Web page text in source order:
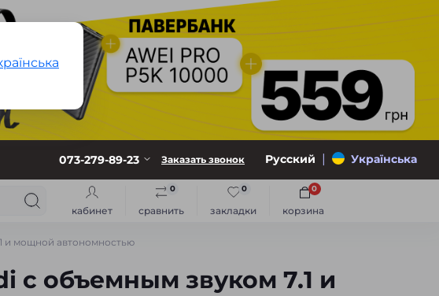
073-279-89-23 Заказать звонок Русский | Українська
кабинет сравнить
0
закладки
0
корзина
0
и мощной автономностью
с объемным звуком 7.1 и